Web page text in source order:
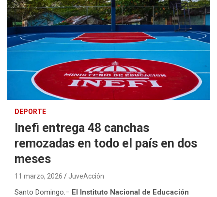
DEPORTE
Inefi entrega 48 canchas
remozadas en todo el país en dos
meses
11 marzo, 2026 JuveAcción
Santo Domingo.– El Instituto Nacional de Educación